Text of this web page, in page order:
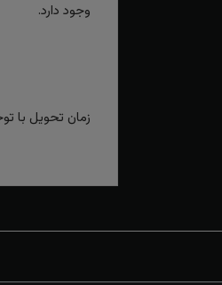
وجود دارد.
زمان تحویل با توجه به